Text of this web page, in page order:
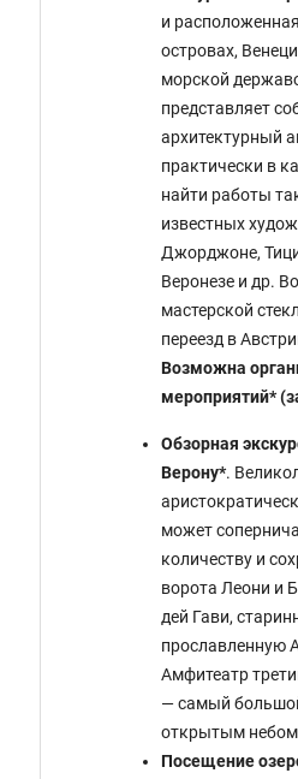
и
островах,
морской
представляет
архитектурный
практически в
найти работы
известных
Джорджоне,
Веронезе и др.
мастерской
переезд в
Возможна
мероприятий*
Обзорная
Верону*.
может
количеству и
ворота Леони и
дей Гави,
прославленную
Амфитеатр
— самый
открытым
Посещение